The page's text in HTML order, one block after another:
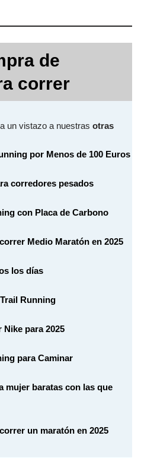
de
correr
un vistazo a nuestras otras
por Menos de 100 Euros
corredores pesados
con Placa de Carbono
Medio Maratón en 2025
los días
Running
para 2025
para Caminar
mujer baratas con las que
un maratón en 2025